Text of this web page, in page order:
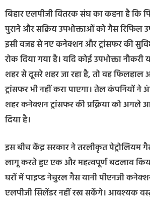
बिहार एलपीजी वितरक संघ का कहना है कि
पुराने और सक्रिय उपभोक्ताओं को गैस रिफिल
इसी वजह से नए कनेक्शन और ट्रांसफर की
रोक दिया गया है। यदि कोई उपभोक्ता
शहर से दूसरे शहर जा रहा है, तो वह
ट्रांसफर भी नहीं करा पाएगा। तेल कंपनियों ने
शहर कनेक्शन ट्रांसफर की प्रक्रिया को
दिया है।
इस बीच केंद्र सरकार ने तरलीकृत
लागू करते हुए एक और महत्वपूर्ण बदलाव
घरों में पाइप्ड नेचुरल गैस यानी पीएनजी
एलपीजी सिलेंडर नहीं रख सकेंगे। आवश्यक